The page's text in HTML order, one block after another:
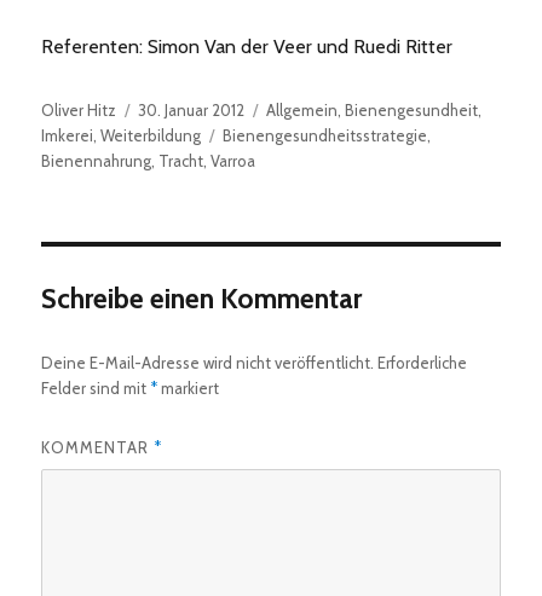
Referenten: Simon Van der Veer und Ruedi Ritter
Autor
Oliver Hitz
Veröffentlicht
am
30. Januar 2012 Kategorien
Allgemein ,Bienengesundheit
Imkerei ,Weiterbildung Schlagwörter
Bienengesundheitsstrategie
Bienennahrung Tracht ,Varroa
Schreibe einen Kommentar
Deine E-Mail-Adresse wird nicht veröffentlicht. Erforderliche
Felder sind mit *markiert
KOMMENTAR *